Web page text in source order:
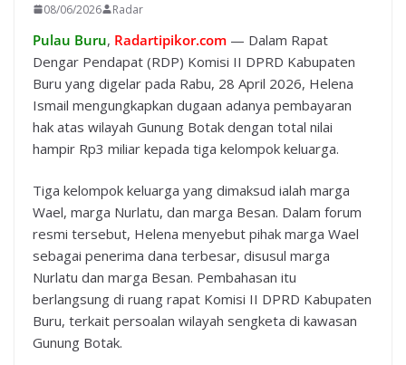
08/06/2026 Radar
Pulau Buru, Radartipikor.com — Dalam Rapat
Dengar Pendapat (RDP) Komisi II DPRD Kabupaten
Buru yang digelar pada Rabu, 28 April 2026, Helena
Ismail mengungkapkan dugaan adanya pembayaran
hak atas wilayah Gunung Botak dengan total nilai
hampir Rp3 miliar kepada tiga kelompok keluarga.
Tiga kelompok keluarga yang dimaksud ialah marga
Wael, marga Nurlatu, dan marga Besan. Dalam forum
resmi tersebut, Helena menyebut pihak marga Wael
sebagai penerima dana terbesar, disusul marga
Nurlatu dan marga Besan. Pembahasan itu
berlangsung di ruang rapat Komisi II DPRD Kabupaten
Buru, terkait persoalan wilayah sengketa di kawasan
Gunung Botak.